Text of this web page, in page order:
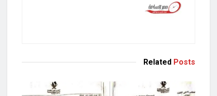
Related Posts